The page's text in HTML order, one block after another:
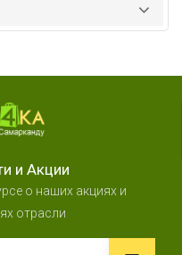
и Акции
о наших акциях и
отрасли